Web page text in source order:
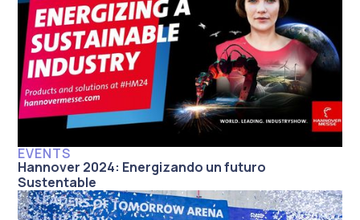
EVENTS
Hannover 2024: Energizando un futuro
Sustentable